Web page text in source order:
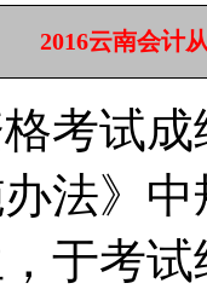
2016云南会计
考试
法》
于考